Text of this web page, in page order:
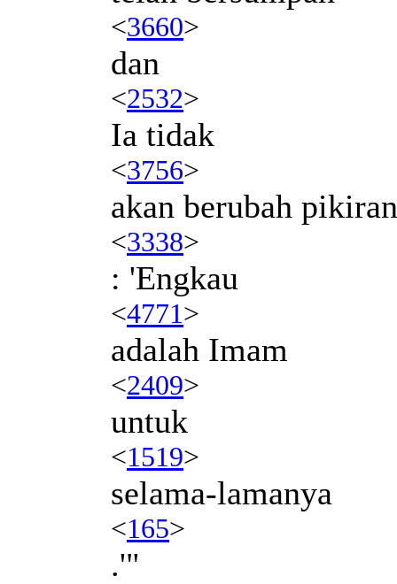
<3660>
dan
<2532>
Ia tidak
<3756>
akan berubah pikiran
<3338>
: 'Engkau
<4771>
adalah Imam
<2409>
untuk
<1519>
selama-lamanya
<165>
.'"